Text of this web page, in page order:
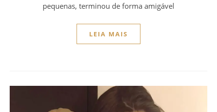
pequenas, terminou de forma amigável
LEIA MAIS